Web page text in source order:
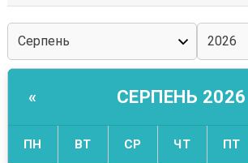
« СЕРПЕНЬ 2026
ПН ВТ СР ЧТ ПТ